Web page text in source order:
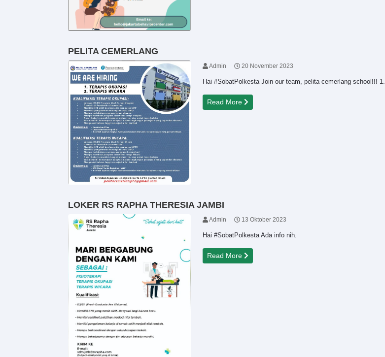
PELITA CEMERLANG
Admin 20 November 2023
Hai #SobatPolkesta Join our team, pelita cemerlang school!!! 1.
Read More
LOKER RS RAPHA THERESIA JAMBI
Admin 13 Oktober 2023
Hai #SobatPolkesta Ada info nih.
Read More